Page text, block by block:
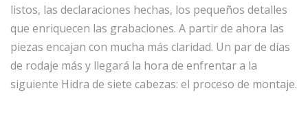
listos, las declaraciones hechas, los pequeños detalles
que enriquecen las grabaciones. A partir de ahora las
piezas encajan con mucha más claridad. Un par de días
de rodaje más y llegará la hora de enfrentar a la
siguiente Hidra de siete cabezas: el proceso de montaje.